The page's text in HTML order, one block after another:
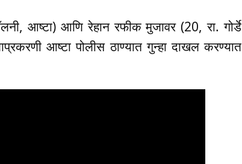
आष्टा) आणि रेहान रफीक मुजावर (20, रा. गोर्डे
आष्टा पोलीस ठाण्यात गुन्हा दाखल करण्यात